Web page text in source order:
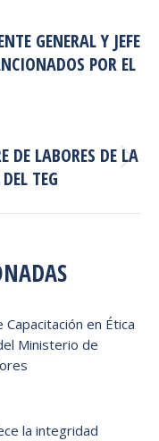
GENERAL Y JEFE
POR EL
DE LABORES DE LA
TEG
Capacitación en Ética
Ministerio de
la integridad